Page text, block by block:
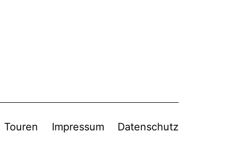
Touren Impressum Datenschutz